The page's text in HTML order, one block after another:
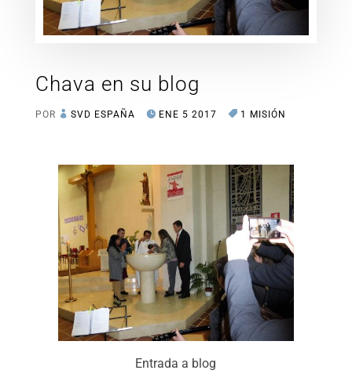
Chava en su blog
POR SVD ESPAÑA ENE 5 2017 1 MISIÓN
Entrada a blog